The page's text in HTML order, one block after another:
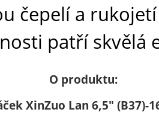
čepelí a
patří skvělá
O produktu:
XinZuo Lan 6,5" (B37)-